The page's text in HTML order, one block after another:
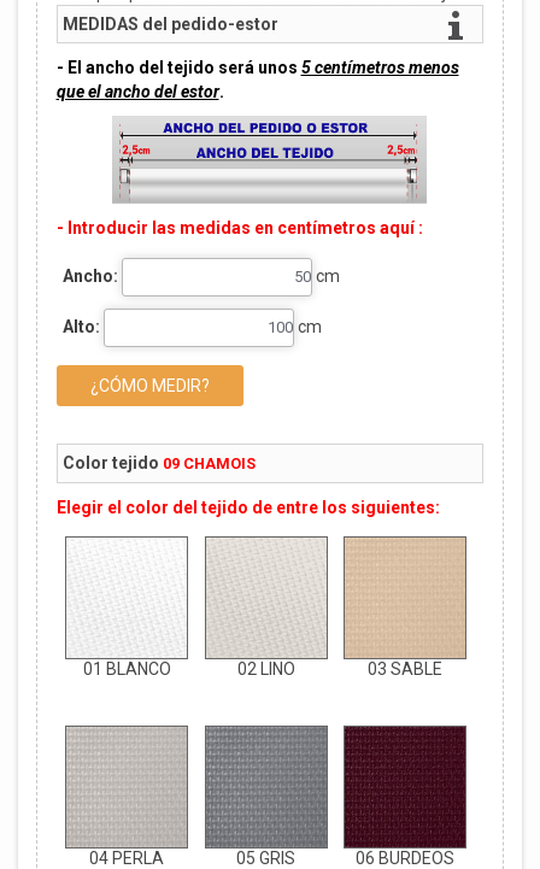
MEDIDAS del pedido-estor
- El ancho del tejido será unos 5 centímetros menos
que el ancho del estor.
- Introducir las medidas en centímetros aquí :
Ancho: cm
Alto: cm
¿CÓMO MEDIR?
Color tejido 09 CHAMOIS
Elegir el color del tejido de entre los siguientes:
01 BLANCO 02 LINO 03 SABLE
04 PERLA 05 GRIS 06 BURDEOS